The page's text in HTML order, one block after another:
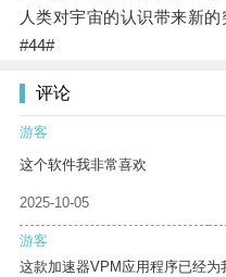
人类对宇宙的认识带来新的
#44#
评论
游客
这个软件我非常喜欢
2025-10-05
游客
这款加速器VPM应用程序已经